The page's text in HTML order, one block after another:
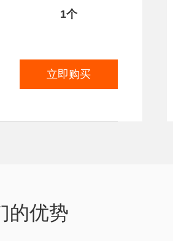
1个
立即购买
的优势